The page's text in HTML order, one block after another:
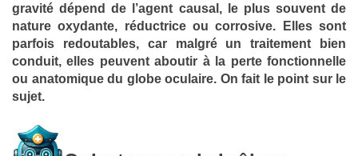
gravité dépend de l’agent causal, le plus souvent de
nature oxydante, réductrice ou corrosive. Elles sont
parfois redoutables, car malgré un traitement bien
conduit, elles peuvent aboutir à la perte fonctionnelle
ou anatomique du globe oculaire. On fait le point sur le
sujet.